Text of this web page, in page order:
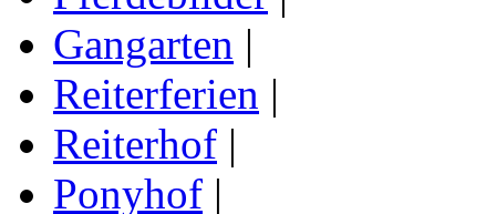
Gangarten |
Reiterferien |
Reiterhof |
Ponyhof |